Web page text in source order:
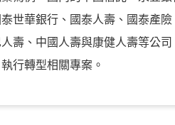
世華銀行、國泰人壽、國泰產險
壽、中國人壽與康健人壽等公司
行轉型相關專案。